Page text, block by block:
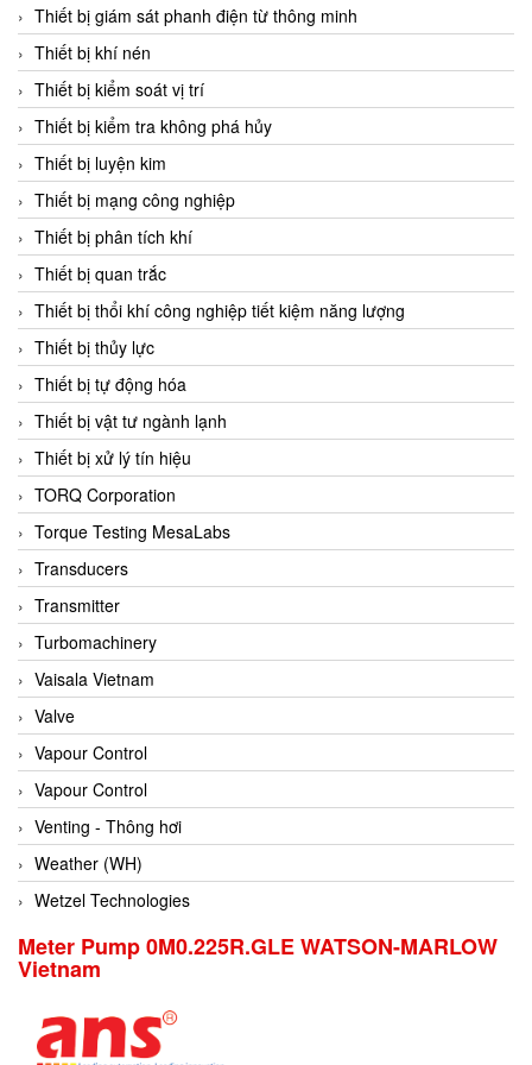
Chromalox
ChuanYi
CIC
Clage
Clake Fololo
Clark Cooper
CMC Ventilazione
Coax Valves Inc
Codel
Cofimco
Coltraco
Comat Releco
Comax
COMETECH VietNam
COMFILE Technology
Conch
Conductix/ WAMPFLER
Contrec
Contrinex
Control Solution Minesota
Copeland
Cortem
Cosa Xentaur
Cosil
Coulton
Crouzet
Crowcon
Crutec Dust Zero Vietnam
Crydom
Thiết bị giám sát phanh điện từ thông minh
Thiết bị khí nén
Thiết bị kiểm soát vị trí
Thiết bị kiểm tra không phá hủy
Thiết bị luyện kim
Thiết bị mạng công nghiệp
Thiết bị phân tích khí
Thiết bị quan trắc
Thiết bị thổi khí công nghiệp tiết kiệm năng lượng
Thiết bị thủy lực
Thiết bị tự động hóa
Thiết bị vật tư ngành lạnh
Thiết bị xử lý tín hiệu
TORQ Corporation
Torque Testing MesaLabs
Transducers
Transmitter
Turbomachinery
Vaisala Vietnam
Valve
Vapour Control
Vapour Control
Venting - Thông hơi
Weather (WH)
Wetzel Technologies
Meter Pump 0M0.225R.GLE WATSON-MARLOW
Vietnam